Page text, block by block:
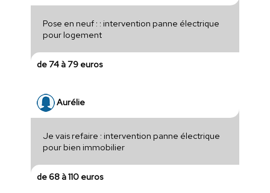
Pose en neuf : : intervention panne électrique
pour logement
de 74 à 79 euros
Aurélie
Je vais refaire : intervention panne électrique
pour bien immobilier
de 68 à 110 euros